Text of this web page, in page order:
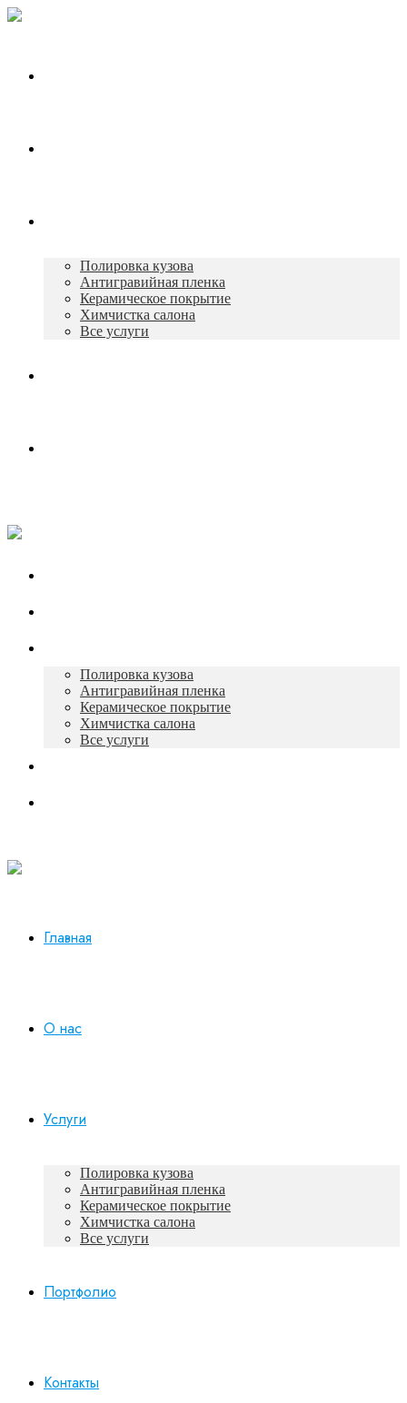
Полировка кузова
Антигравийная пленка
Керамическое покрытие
Химчистка салона
Все услуги
Полировка кузова
Антигравийная пленка
Керамическое покрытие
Химчистка салона
Все услуги
Главная
О нас
Услуги
Полировка кузова
Антигравийная пленка
Керамическое покрытие
Химчистка салона
Все услуги
Портфолио
Контакты